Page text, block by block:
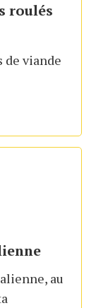
roulés
de viande
au